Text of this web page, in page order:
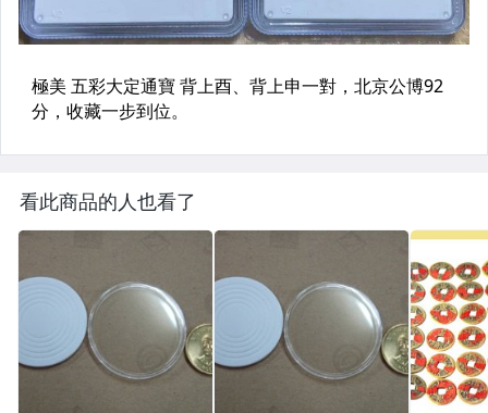
看此商品的人也看了